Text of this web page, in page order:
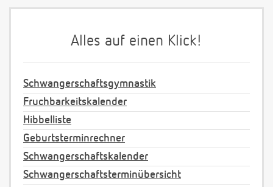
Alles auf einen Klick!
Schwangerschaftsgymnastik
Fruchbarkeitskalender
Hibbelliste
Geburtsterminrechner
Schwangerschaftskalender
Schwangerschaftsterminübersicht